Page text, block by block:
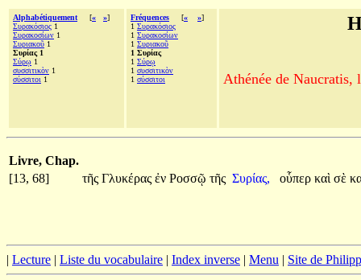
Alphabétiquement [« »]
Συρακόσιος 1
Συρακοσίων 1
Συριακοῦ 1
Συρίας 1
Σύρῳ 1
συσσιτικὸν 1
σύσσιτοι 1
Fréquences [« »]
1 Συρακόσιος
1 Συρακοσίων
1 Συριακοῦ
1 Συρίας
1 Σύρῳ
1 συσσιτικὸν
1 σύσσιτοι Athénée de Naucratis,
Livre, Chap.
[13, 68]
τῆς Γλυκέρας ἐν Ροσσῷ τῆς Συρίας, οὗπερ καὶ σὲ
| Lecture | Liste du vocabulaire | Index inverse | Menu | Site de